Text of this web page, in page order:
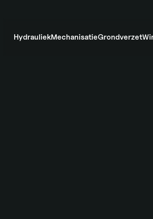
HydrauliekMechanisatieGrondverzet